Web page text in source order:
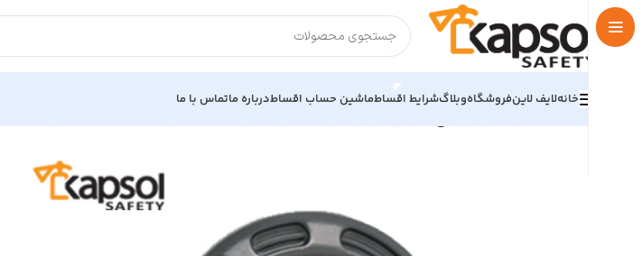
خانهلایف لاینفروشگاهوبلاگشرایط اقساطماشین حساب اقساطدرباره ماتماس با ما